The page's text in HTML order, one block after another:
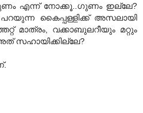
എന്ന് നോക്കൂ..ഗുണം ഇല്ലേ?
കൈപ്പള്ളിക്ക് അസലായി
മാത്രം, വക്കാബുലറീയും മറ്റും
സഹായിക്കില്ലേ?